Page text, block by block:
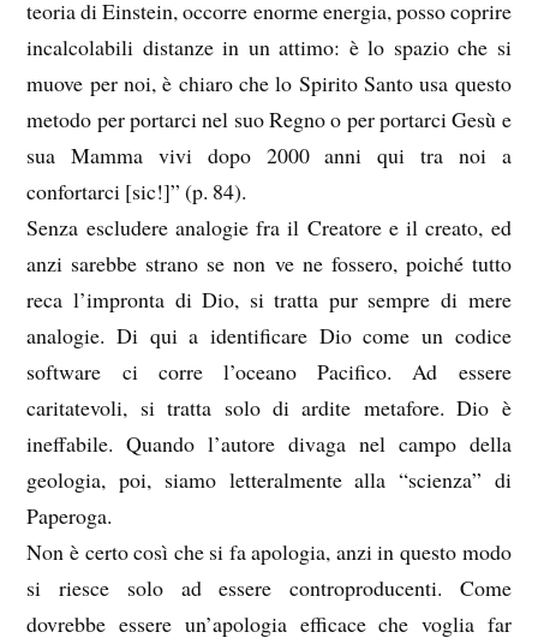
teoria di Einstein, occorre enorme energia, posso coprire
incalcolabili distanze in un attimo: è lo spazio che si
muove per noi, è chiaro che lo Spirito Santo usa questo
metodo per portarci nel suo Regno o per portarci Gesù e
sua Mamma vivi dopo 2000 anni qui tra noi a
confortarci [sic!]” (p. 84).
Senza escludere analogie fra il Creatore e il creato, ed
anzi sarebbe strano se non ve ne fossero, poiché tutto
reca l’impronta di Dio, si tratta pur sempre di mere
analogie. Di qui a identificare Dio come un codice
software ci corre l’oceano Pacifico. Ad essere
caritatevoli, si tratta solo di ardite metafore. Dio è
ineffabile. Quando l’autore divaga nel campo della
geologia, poi, siamo letteralmente alla “scienza” di
Paperoga.
Non è certo così che si fa apologia, anzi in questo modo
si riesce solo ad essere controproducenti. Come
dovrebbe essere un’apologia efficace che voglia far